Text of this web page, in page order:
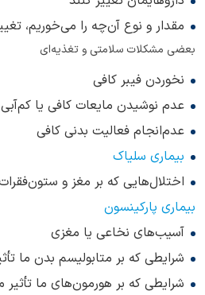
مقدار و نوع آن‌چه را می‌خوریم،
بعضی مشکلات سلامتی و تغذیه‌ای
نخوردن فیبر کافی
عدم نوشیدن مایعات کافی یا
عدم‌انجام فعالیت بدنی کافی
بیماری سلیاک
اختلال‌هایی که بر مغز و
بیماری پارکینسون
آسیب‌های نخاعی یا مغزی
شرایطی که بر متابولیسم بدن ما
شرایطی که بر هورمون‌های ما تأثیر